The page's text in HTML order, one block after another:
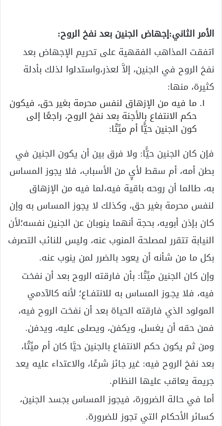
الأمر الثاني:إجهاض الجنين بعد نفخ الروح:
اتفقت المذاهب الفقهية على تحريم الإجهاض بعد
نفخ الروح في الجنين، إلاَّ لعذر،واستدلوا لذلك بأدلة
كثيرة، منها:
ما فيه من الإزهاق لنفس محرمة بغير حق، فيكون
حكم الانتفاع بالأجنة بعد نفخ الروح، راجعًا إلى
كون الجنين حيًَّا أم ميِّتًا:
فإن كان الجنين حيًَّا: ولا فرق بين أن يكون الجنين في
بطن أمه، أم سقط لأيٍ من الأسباب، فلا يجوز المساس
به، طالما أن روحه باقية فيه،لما فيه من الإزهاق
لنفس محرمة بغير حق، وكذلك لا يجوز المساس به وإن
كان بإذن أبويه، بحجة أنهما ينوبان عن الجنين نفسه؛لأن
النيابة تتقرر لمصلحة المنوب عنه، وليس للنائب التصرف
بكل ما من شأنه أن يعود بالضرر لمن ينوب عنه.
وإن كان الجنين ميِّتًا: بأن فارقته الروح بعد أن نفخت
فيه، فلا يجـوز المساس به للانتفـاع؛ لأنه كالآدمي
المولود الذي فارقته الحياة بعد أن نفخت الروح فيه،
فمن حقه أن يغسل، ويكفن، ويصلى عليه، ويدفن.
ومن ثم يكون حكم الانتفاع بالجنين حيَّا كان أم ميِّتًا،
بعد نفخ الروح فيه: غير جائز شرعًا، والاعتداء عليه يعد
جريمة يعاقب عليها النظام.
أما في حالة الضرورة، فيجوز المساس بجسد الجنين،
كسائر الأحكام التي تجوز للضرورة.